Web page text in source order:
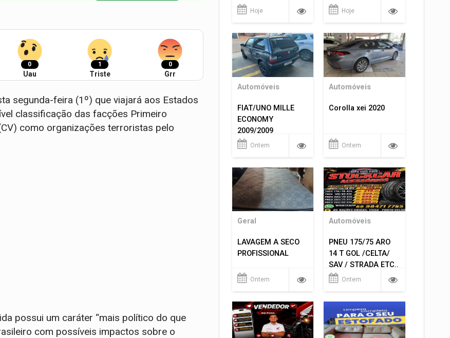
0
Uau
1
Triste
0
Grr
segunda-feira (1º) que viajará aos Estados
classificação das facções Primeiro
como organizações terroristas pelo
possui um caráter “mais político do que
com possíveis impactos sobre o
Hoje
apartamentos!
Hoje
Automóveis
FIAT/UNO MILLE
ECONOMY
2009/2009
Ontem
Automóveis
Corolla xei 2020
Ontem
Geral
LAVAGEM A SECO
PROFISSIONAL
Ontem
Automóveis
PNEU 175/75 ARO
14 T GOL /CELTA/
SAV / STRADA ETC..
R$ 219,99
Ontem